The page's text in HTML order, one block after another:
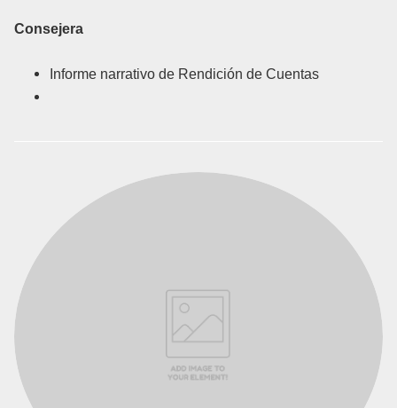
Consejera
Informe narrativo de Rendición de Cuentas